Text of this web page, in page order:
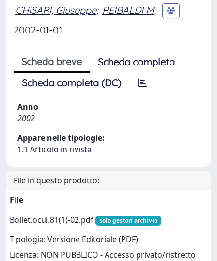
CHISARI, Giuseppe; REIBALDI M;
2002-01-01
Scheda breve
Scheda completa
Scheda completa (DC)
Anno
2002
Appare nelle tipologie:
1.1 Articolo in rivista
File in questo prodotto:
File
Bollet.ocul.81(1)-02.pdf
solo gestori archivio
Tipologia: Versione Editoriale (PDF)
Licenza: NON PUBBLICO - Accesso privato/ristretto